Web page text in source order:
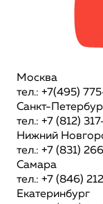
Москва
тел.: +7(495)
Санкт-
тел.: +7 (812)
Нижний
тел.: +7 (831)
Самара
тел.: +7 (846)
Екатеринбург